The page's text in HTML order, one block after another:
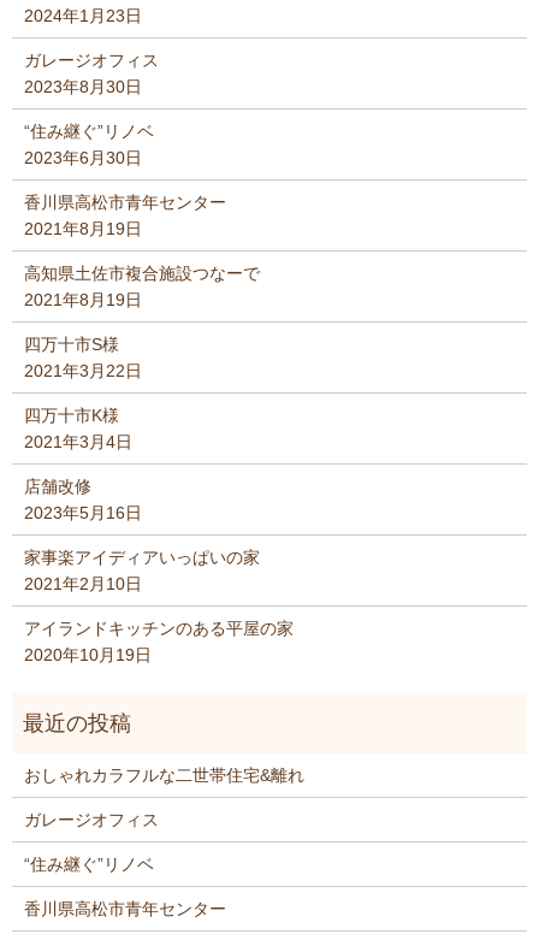
2024年1月23日
ガレージオフィス
2023年8月30日
“住み継ぐ”リノベ
2023年6月30日
香川県高松市青年センター
2021年8月19日
高知県土佐市複合施設つなーで
2021年8月19日
四万十市S様
2021年3月22日
四万十市K様
2021年3月4日
店舗改修
2023年5月16日
家事楽アイディアいっぱいの家
2021年2月10日
アイランドキッチンのある平屋の家
2020年10月19日
おしゃれカラフルな二世帯住宅&離れ
ガレージオフィス
“住み継ぐ”リノベ
香川県高松市青年センター